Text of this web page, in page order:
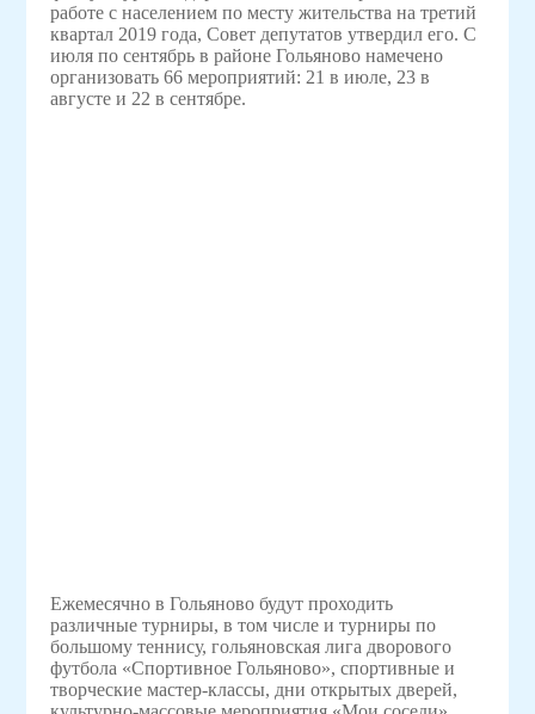
работе с населением по месту жительства на третий
квартал 2019 года, Совет депутатов утвердил его. С
июля по сентябрь в районе Гольяново намечено
организовать 66 мероприятий: 21 в июле, 23 в
августе и 22 в сентябре.
Ежемесячно в Гольяново будут проходить
различные турниры, в том числе и турниры по
большому теннису, гольяновская лига дворового
футбола «Спортивное Гольяново», спортивные и
творческие мастер-классы, дни открытых дверей,